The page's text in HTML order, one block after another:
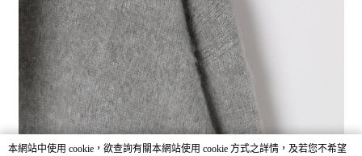
本網站中使用 cookie，欲查詢有關本網站使用 cookie 方式之詳情，及若您不希望